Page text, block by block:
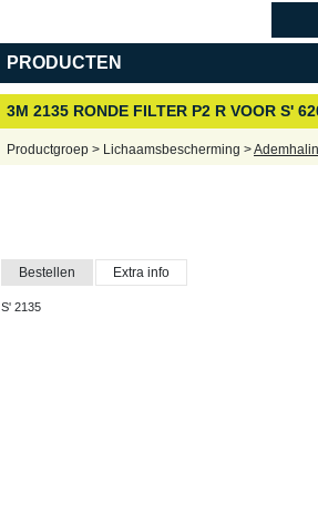
PRODUCTEN
3M 2135 RONDE FILTER P2 R VOOR S'
Productgroep > Lichaamsbescherming >
Bestellen Extra info
S' 2135